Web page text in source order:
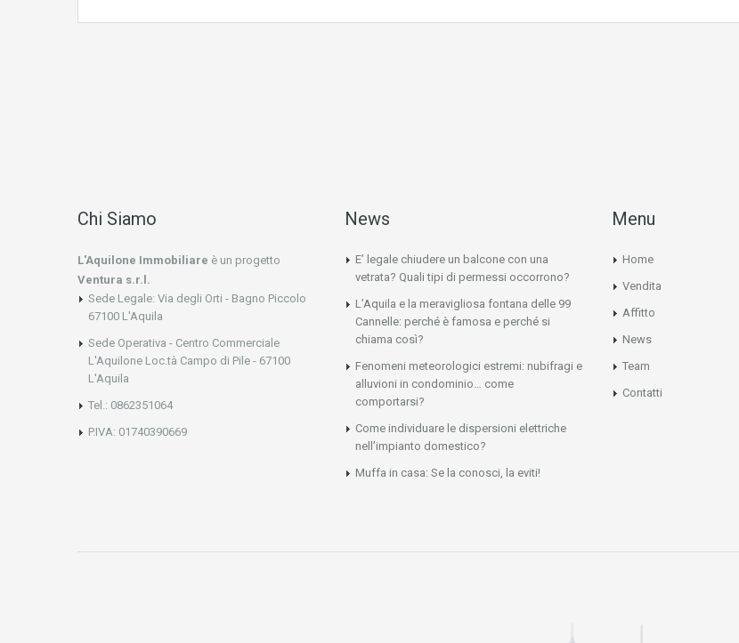
Chi Siamo
L'Aquilone Immobiliare è un progetto
Ventura s.r.l.
Sede Legale: Via degli Orti - Bagno Piccolo
67100 L'Aquila
Sede Operativa - Centro Commerciale
L'Aquilone Loc.tà Campo di Pile - 67100
L'Aquila
Tel.: 0862351064
P.IVA: 01740390669
News
E’ legale chiudere un balcone con una
vetrata? Quali tipi di permessi occorrono?
L’Aquila e la meravigliosa fontana delle 99
Cannelle: perché è famosa e perché si
chiama così?
Fenomeni meteorologici estremi: nubifragi e
alluvioni in condominio… come
comportarsi?
Come individuare le dispersioni elettriche
nell’impianto domestico?
Muffa in casa: Se la conosci, la eviti!
Menu
Home
Vendita
Affitto
News
Team
Contatti